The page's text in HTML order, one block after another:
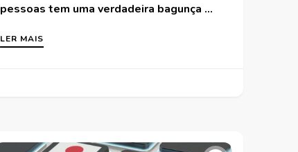
pessoas tem uma verdadeira bagunça …
LER MAIS